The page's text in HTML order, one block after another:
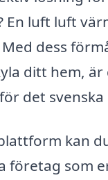
En luft luft
dess
ditt hem, är
det
kan
företag som